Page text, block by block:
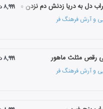
دل به دریا زدنش دم نزدن میخواهد
و آرش فرهنگ فر
۸,۹۹۹ ت
رقص مثلث ماهور
و آرش فرهنگ فر
۸,۹۹۹ ت